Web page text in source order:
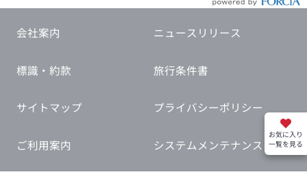
お気に入り
一覧を見る
会社案内 ニュースリリース
標識・約款 旅行条件書
サイトマップ プライバシーポリシー
ご利用案内 システムメンテナンス